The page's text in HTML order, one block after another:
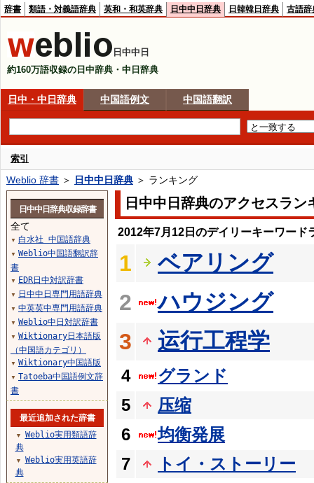
辞書 類語・対義語辞典 英和・和英辞典 日中中日辞典 日韓韓日辞典 古語辞
日中中日
約160万語収録の日中辞典・中日辞典
日中・中日辞典 中国語例文 中国語翻訳
索引
Weblio 辞書 ＞ 日中中日辞典 ＞ ランキング
日中中日辞典のアクセスラン
2012年7月12日のデイリーキーワード
1
ベアリング
2
ハウジング
3
运行工程学
4
グランド
5
压缩
6
均衡発展
7
トイ・ストーリー
日中中日辞典収録辞書
全て
▼ 白水社 中国語辞典
▼ Weblio中国語翻訳辞
書
▼ EDR日中対訳辞書
▼ 日中中日専門用語辞典
▼ 中英英中専門用語辞典
▼ Weblio中日対訳辞書
▼ Wiktionary日本語版
（中国語カテゴリ）
▼ Wiktionary中国語版
▼ Tatoeba中国語例文辞
書
最近追加された辞書
▼
Weblio実用類語辞
典
▼
Weblio実用英語辞
典